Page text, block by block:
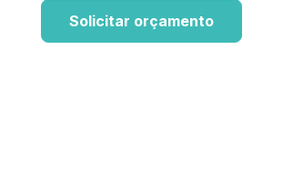
Solicitar orçamento